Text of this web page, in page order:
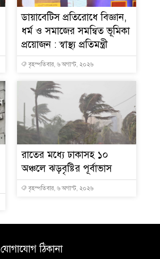
ডায়াবেটিস প্রতিরোধে বিজ্ঞান,
ধর্ম ও সমাজের সমন্বিত ভূমিকা
প্রয়োজন : স্বাস্থ্য প্রতিমন্ত্রী
বৃহস্পতিবার, ৬ অগাস্ট, ২০২৬
রাতের মধ্যে ঢাকাসহ ১০
অঞ্চলে ঝড়বৃষ্টির পূর্বাভাস
বৃহস্পতিবার, ৬ অগাস্ট, ২০২৬
যোগাযোগ ঠিকানা